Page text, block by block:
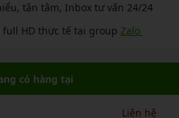
tận tâm, Inbox tư vấn 24/24
full HD thực tế tại group Zalo
có hàng tại
Liên hệ